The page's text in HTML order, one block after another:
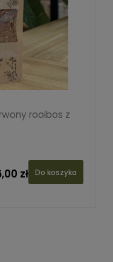
rooibos z
zł Do koszyka